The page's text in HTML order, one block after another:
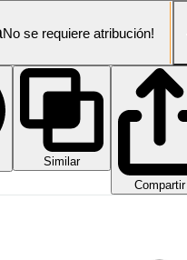
No se requiere atribución!
Similar
Compartir